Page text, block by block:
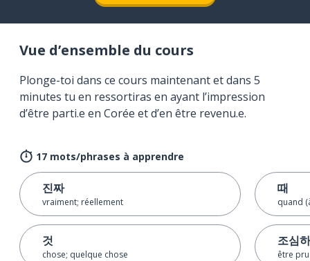
Vue d’ensemble du cours
Plonge-toi dans ce cours maintenant et dans 5
minutes tu en ressortiras en ayant l’impression
d’être parti.e en Corée et d’en être revenu.e.
17 mots/phrases à apprendre
진짜
vraiment; réellement
것
chose; quelque chose
때
quand
조심
être